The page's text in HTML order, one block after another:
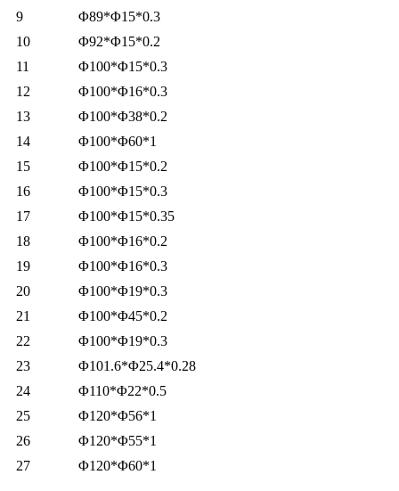
9
Φ89*Φ15*0.3
10
Φ92*Φ15*0.2
11
Φ100*Φ15*0.3
12
Φ100*Φ16*0.3
13
Φ100*Φ38*0.2
14
Φ100*Φ60*1
15
Φ100*Φ15*0.2
16
Φ100*Φ15*0.3
17
Φ100*Φ15*0.35
18
Φ100*Φ16*0.2
19
Φ100*Φ16*0.3
20
Φ100*Φ19*0.3
21
Φ100*Φ45*0.2
22
Φ100*Φ19*0.3
23
Φ101.6*Φ25.4*0.28
24
Φ110*Φ22*0.5
25
Φ120*Φ56*1
26
Φ120*Φ55*1
27
Φ120*Φ60*1